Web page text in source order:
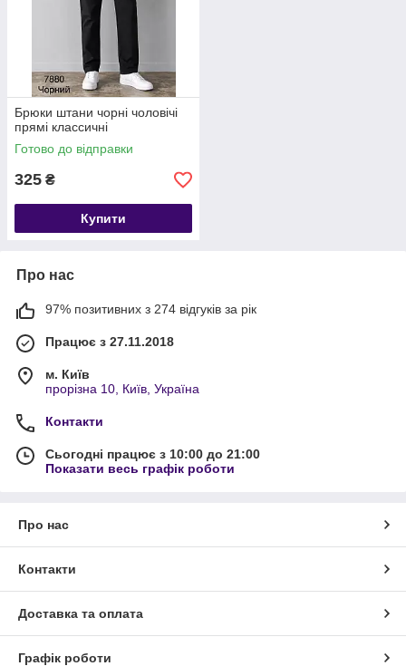
Брюки штани чорні чоловічі
прямі классичні
Готово до відправки
325 ₴
Купити
Про нас
97% позитивних з 274 відгуків за рік
Працює з 27.11.2018
м. Київ
прорізна 10, Київ, Україна
Контакти
Сьогодні працює з 10:00 до 21:00
Показати весь графік роботи
Про нас
Контакти
Доставка та оплата
Графік роботи